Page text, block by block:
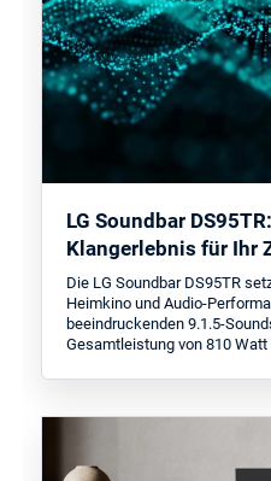
LG Soundbar
Klangerlebnis für Ihr
Die LG Soundbar DS95TR
Heimkino und Audio-
beeindruckenden 9.1.5-
Gesamtleistung von 810